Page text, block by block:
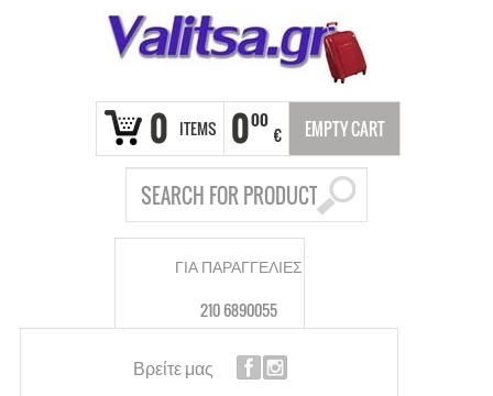
0 ITEMS 000
€ EMPTY CART
ΓΙΑ ΠΑΡΑΓΓΕΛΙΕΣ
210 6890055
Βρείτε μας